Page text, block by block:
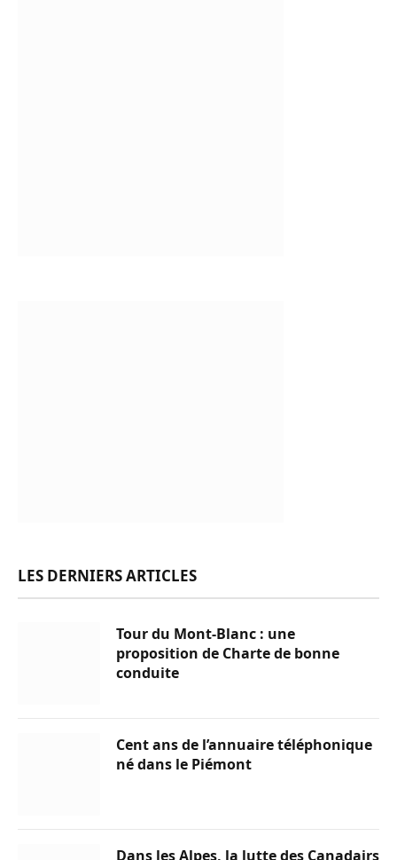
LES DERNIERS ARTICLES
Tour du Mont-Blanc : une
proposition de Charte de bonne
conduite
Cent ans de l’annuaire téléphonique
né dans le Piémont
Dans les Alpes, la lutte des Canadairs